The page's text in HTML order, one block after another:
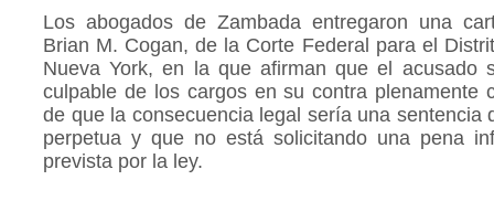
Los abogados de Zambada entregaron una
Brian M. Cogan, de la Corte Federal para el
Nueva York, en la que afirman que el acusado
culpable de los cargos en su contra plenamente
de que la consecuencia legal sería una sentencia
perpetua y que no está solicitando una pena
prevista por la ley.